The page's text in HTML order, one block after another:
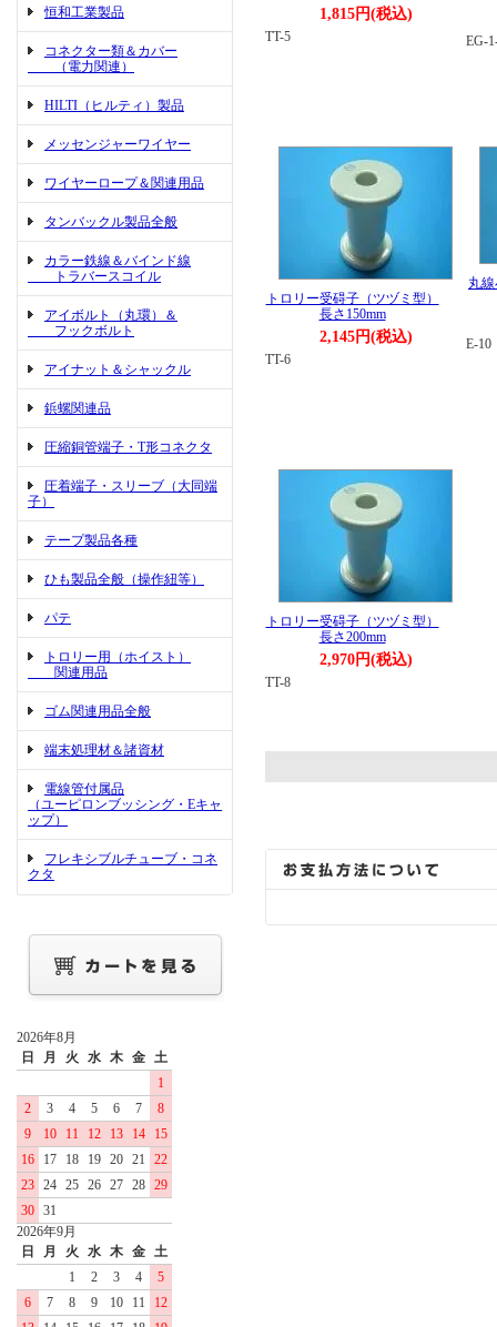
恒和工業製品
コネクター類＆カバー
（電力関連）
HILTI（ヒルティ）製品
メッセンジャーワイヤー
ワイヤーロープ＆関連用品
タンバックル製品全般
カラー鉄線＆バインド線
トラバースコイル
アイボルト（丸環）＆
フックボルト
アイナット＆シャックル
鋲螺関連品
圧縮銅管端子・T形コネクタ
圧着端子・スリーブ（大同端
子）
テープ製品各種
ひも製品全般（操作紐等）
パテ
トロリー用（ホイスト）
関連用品
ゴム関連用品全般
端末処理材＆諸資材
電線管付属品
（ユーピロンブッシング・Eキャ
ップ）
フレキシブルチューブ・コネ
クタ
2026年8月
日
月 火 水 木 金 土
1
2
3 4 5 6 7
8
9
10 11 12 13 14
15
16
17 18 19 20 21
22
23 24 25 26 27 28 29
30 31
2026年9月
日
月 火 水 木 金 土
1
2 3 4
5
6
7 8 9 10 11
12
1,815円(税込)
TT-5 EG-
トロリー受碍子（ツヅミ型）
長さ150mm
2,145円(税込)
TT-6
丸
E-10
トロリー受碍子（ツヅミ型）
長さ200mm
2,970円(税込)
TT-8